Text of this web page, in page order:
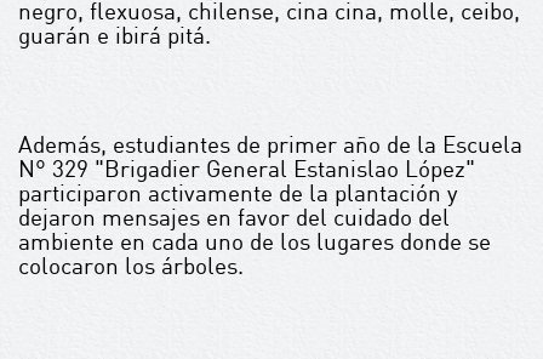
negro, flexuosa, chilense, cina cina, molle, ceibo,
guarán e ibirá pitá.
Además, estudiantes de primer año de la Escuela
N° 329 "Brigadier General Estanislao López"
participaron activamente de la plantación y
dejaron mensajes en favor del cuidado del
ambiente en cada uno de los lugares donde se
colocaron los árboles.